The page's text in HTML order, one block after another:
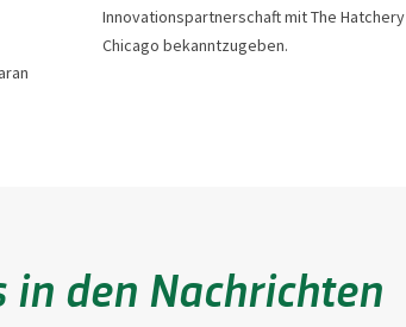
Innovationspartnerschaft mit The Hatchery
Chicago bekanntzugeben.
in den Nachrichten